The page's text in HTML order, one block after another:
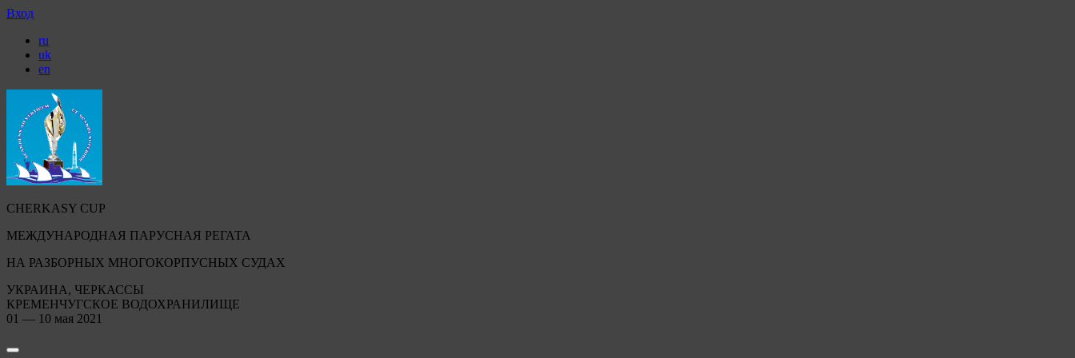
Вход
ru
uk
en
CHERKASY CUP
МЕЖДУНАРОДНАЯ ПАРУСНАЯ РЕГАТА
НА РАЗБОРНЫХ МНОГОКОРПУСНЫХ СУДАХ
УКРАИНА, ЧЕРКАССЫ
КРЕМЕНЧУГСКОЕ ВОДОХРАНИЛИЩЕ
01 — 10 мая 2021